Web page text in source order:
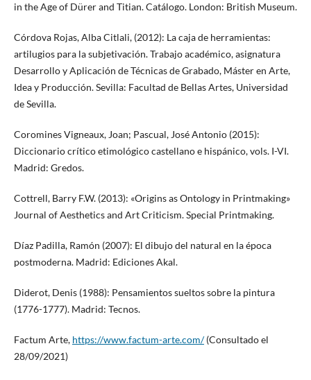
in the Age of Dürer and Titian. Catálogo. London: British Museum.
Córdova Rojas, Alba Citlali, (2012): La caja de herramientas:
artilugios para la subjetivación. Trabajo académico, asignatura
Desarrollo y Aplicación de Técnicas de Grabado, Máster en Arte,
Idea y Producción. Sevilla: Facultad de Bellas Artes, Universidad
de Sevilla.
Coromines Vigneaux, Joan; Pascual, José Antonio (2015):
Diccionario crítico etimológico castellano e hispánico, vols. I-VI.
Madrid: Gredos.
Cottrell, Barry F.W. (2013): «Origins as Ontology in Printmaking»
Journal of Aesthetics and Art Criticism. Special Printmaking.
Díaz Padilla, Ramón (2007): El dibujo del natural en la época
postmoderna. Madrid: Ediciones Akal.
Diderot, Denis (1988): Pensamientos sueltos sobre la pintura
(1776-1777). Madrid: Tecnos.
Factum Arte, https://www.factum-arte.com/(Consultado el
28/09/2021)